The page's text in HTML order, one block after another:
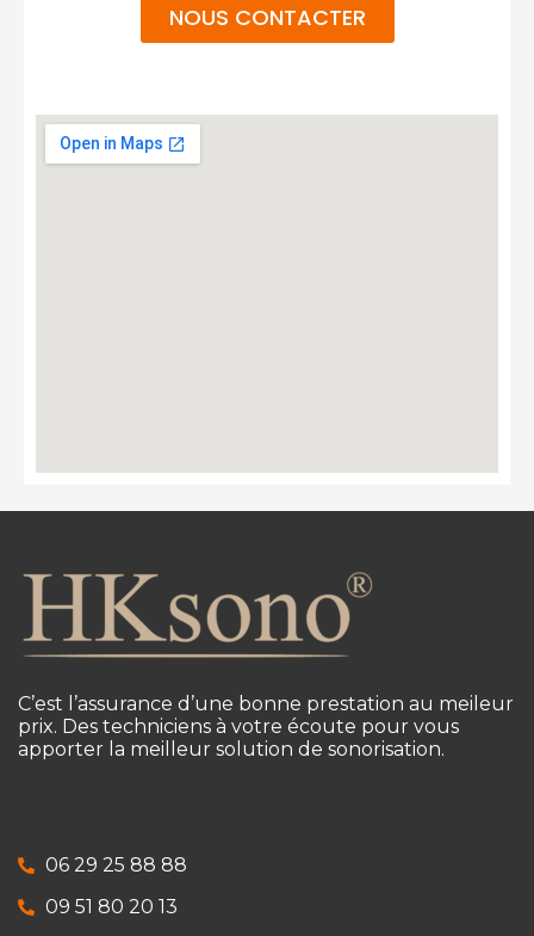
NOUS CONTACTER
C’est l’assurance d’une bonne prestation au meileur
prix. Des techniciens à votre écoute pour vous
apporter la meilleur solution de sonorisation.
06 29 25 88 88
09 51 80 20 13